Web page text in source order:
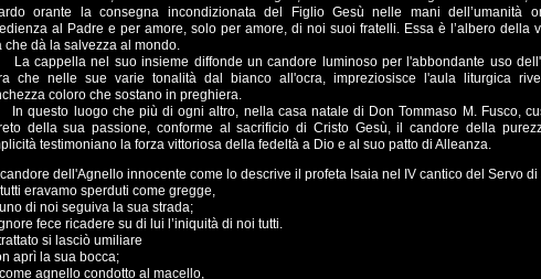
orante la consegna incondizionata del Figlio Gesù nelle mani dell’umanità
al Padre e per amore, solo per amore, di noi suoi fratelli. Essa è l’albero della
che dà la salvezza al mondo.
nel suo insieme diffonde un candore luminoso per l'abbondante uso
che nelle sue varie tonalità dal bianco all'ocra, impreziosisce l'aula liturgica
coloro che sostano in preghiera.
luogo che più di ogni altro, nella casa natale di Don Tommaso M. Fusco,
della sua passione, conforme al sacrificio di Cristo Gesù, il candore della
testimoniano la forza vittoriosa della fedeltà a Dio e al suo patto di Alleanza.
dell'Agnello innocente come lo descrive il profeta Isaia nel IV cantico del Servo di
eravamo sperduti come gregge,
di noi seguiva la sua strada;
fece ricadere su di lui l’iniquità di noi tutti.
si lasciò umiliare
aprì la sua bocca;
agnello condotto al macello,